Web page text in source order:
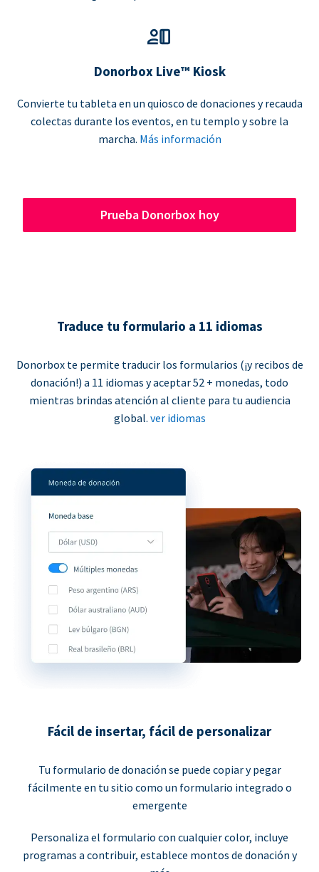
Donorbox Live™ Kiosk
Convierte tu tableta en un quiosco de donaciones y recauda
colectas durante los eventos, en tu templo y sobre la
marcha. Más información
Prueba Donorbox hoy
Traduce tu formulario a 11 idiomas
Donorbox te permite traducir los formularios (¡y recibos de
donación!) a 11 idiomas y aceptar 52 + monedas, todo
mientras brindas atención al cliente para tu audiencia
global. ver idiomas
Fácil de insertar, fácil de personalizar
Tu formulario de donación se puede copiar y pegar
fácilmente en tu sitio como un formulario integrado o
emergente
Personaliza el formulario con cualquier color, incluye
programas a contribuir, establece montos de donación y